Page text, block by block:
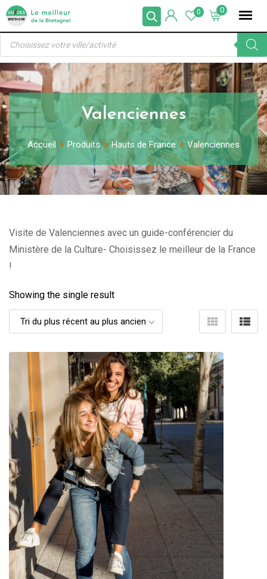
Skip
content
0
0
Recherche
produits
Valenciennes
Accueil Produits Hauts de France Valenciennes
Visite de Valenciennes avec un guide-conférencier du
Ministère de la Culture- Choisissez le meilleur de la France
!
Showing the single result